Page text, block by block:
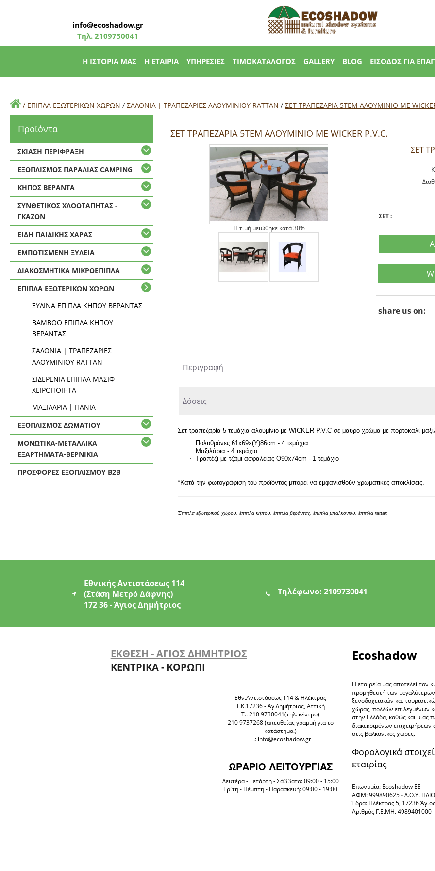
info@ecoshadow.gr
Τηλ.2109730041
Η ΙΣΤΟΡΙΑ ΜΑΣ Η ΕΤΑΙΡΙΑ ΥΠΗΡΕΣΙΕΣ ΤΙΜΟΚΑΤΑΛΟΓΟΣ GALLERY BLOG ΕΙΣΟΔΟΣ ΓΙΑ
/ ΕΠΙΠΛΑ ΕΞΩΤΕΡΙΚΩΝ ΧΩΡΩΝ / ΣΑΛΟΝΙΑ | ΤΡΑΠΕΖΑΡΙΕΣ ΑΛΟΥΜΙΝΙΟΥ RATTAN / ΣΕΤ ΤΡΑΠΕΖΑΡΙΑ 5ΤΕΜ ΑΛΟΥΜΙΝΙΟ ΜΕ
Προϊόντα
ΣΚΙΑΣΗ ΠΕΡΙΦΡΑΞΗ
ΕΞΟΠΛΙΣΜΟΣ ΠΑΡΑΛΙΑΣ CAMPING
ΚΗΠΟΣ ΒΕΡΑΝΤΑ
ΣΥΝΘΕΤΙΚΟΣ ΧΛΟΟΤΑΠΗΤΑΣ -
ΓΚΑΖΟΝ
ΕΙΔΗ ΠΑΙΔΙΚΗΣ ΧΑΡΑΣ
ΕΜΠΟΤΙΣΜΕΝΗ ΞΥΛΕΙΑ
ΔΙΑΚΟΣΜΗΤΙΚΑ ΜΙΚΡΟΕΠΙΠΛΑ
ΕΠΙΠΛΑ ΕΞΩΤΕΡΙΚΩΝ ΧΩΡΩΝ
ΞΥΛΙΝΑ ΕΠΙΠΛΑ ΚΗΠΟΥ ΒΕΡΑΝΤΑΣ
BAMBOO ΕΠΙΠΛΑ ΚΗΠΟΥ
ΒΕΡΑΝΤΑΣ
ΣΑΛΟΝΙΑ | ΤΡΑΠΕΖΑΡΙΕΣ
ΑΛΟΥΜΙΝΙΟΥ RATTAN
ΣΙΔΕΡΕΝΙΑ ΕΠΙΠΛΑ ΜΑΣΙΦ
ΧΕΙΡΟΠΟΙΗΤΑ
ΜΑΞΙΛΑΡΙΑ | ΠΑΝΙΑ
ΕΞΟΠΛΙΣΜΟΣ ΔΩΜΑΤΙΟΥ
ΜΟΝΩΤΙΚΑ-ΜΕΤΑΛΛΙΚΑ
ΕΞΑΡΤΗΜΑΤΑ-ΒΕΡΝΙΚΙΑ
ΠΡΟΣΦΟΡΕΣ ΕΞΟΠΛΙΣΜΟΥ Β2Β
ΣΕΤ ΤΡΑΠΕΖΑΡΙΑ 5ΤΕΜ ΑΛΟΥΜΙΝΙΟ ΜΕ WICKER P.V.C.
Η τιμή μειώθηκε κατά 30%
ΣΕΤ
ΣΕΤ:
share us on:
Περιγραφή
Δόσεις
Σετ τραπεζαρία 5 τεμάχια αλουμίνιο με WICKER P.V.C σε μαύρο χρώμα με πορτοκαλί
·
Πολυθρόνες 61x69x(Y)86cm - 4 τεμάχια
·
Μαξιλάρια - 4 τεμάχια
·
Τραπέζι με τζάμι ασφαλείας Ο90x74cm - 1 τεμάχιο
*Κατά την φωτογράφιση του προϊόντος μπορεί να εμφανισθούν χρωματικές αποκλίσεις.
Έπιπλα εξωτερικού χώρου, έπιπλα κήπου, έπιπλα βεράντας, έπιπλα μπαλκονιού, έπιπλα rattan
Εθνικής Αντιστάσεως 114
(Στάση Μετρό Δάφνης)
172 36 - Άγιος Δημήτριος
Τηλέφωνο:2109730041
Ecoshadow
Η εταιρεία μας αποτελεί τον
προμηθευτή των μεγαλύτερων
ξενοδοχειακών και
χώρας, πολλών επιλεγμένων
στην Ελλάδα, καθώς και μιας
διακεκριμένων επιχειρήσεων
στις βαλκανικές χώρες.
Φορολογικά
εταιρίας
Επωνυμία: Ecoshadow ΕΕ
ΑΦΜ: 999890625 - Δ.Ο.Υ.
Έδρα: Ηλέκτρας 5, 17236
Αριθμός Γ.Ε.ΜΗ. 4989401000
ΕΚΘΕΣΗ - ΑΓΙΟΣ ΔΗΜΗΤΡΙΟΣ
ΚΕΝΤΡΙΚΑ - ΚΟΡΩΠΙ
Eθν.Αντιστάσεως 114 & Ηλέκτρας
Τ.Κ.17236 - Αγ.Δημήτριος, Αττική
Τ.: 210 9730041(τηλ. κέντρο)
210 9737268 (απευθείας γραμμή για το
κατάστημα.)
E.: info@ecoshadow.gr
ΩΡΑΡΙΟ ΛΕΙΤΟΥΡΓΙΑΣ
Δευτέρα - Τετάρτη - Σάββατο: 09:00 - 15:00
Τρίτη - Πέμπτη - Παρασκευή: 09:00 - 19:00